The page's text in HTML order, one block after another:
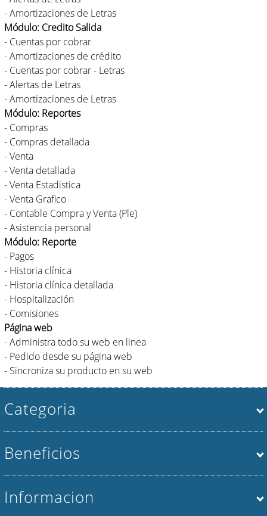
- Amortizaciones de Letras
Módulo: Credito Salida
- Cuentas por cobrar
- Amortizaciones de crédito
- Cuentas por cobrar - Letras
- Alertas de Letras
- Amortizaciones de Letras
Módulo: Reportes
- Compras
- Compras detallada
- Venta
- Venta detallada
- Venta Estadistica
- Venta Grafico
- Contable Compra y Venta (Ple)
- Asistencia personal
Módulo: Reporte
- Pagos
- Historia clínica
- Historia clínica detallada
- Hospitalización
- Comisiones
Página web
- Administra todo su web en linea
- Pedido desde su página web
- Sincroniza su producto en su web
Categoria
Beneficios
Informacion